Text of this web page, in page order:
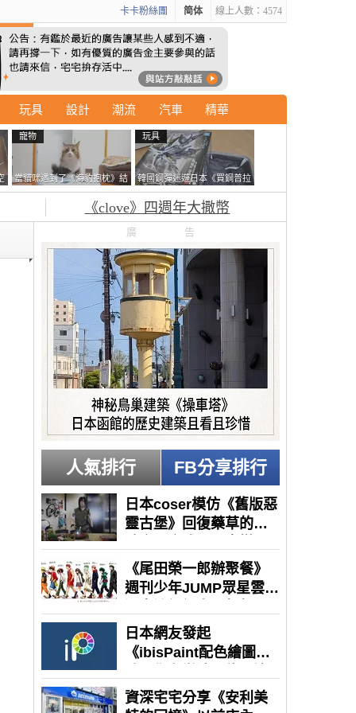
線上人數：4574
简体
卡卡粉絲團
玩具 設計 潮流 汽車 精華
寵物
當貓咪遇到了《海豹抱枕》結
果玩了10天後，海豹一整個走
玩具
韓國鋼彈迷遊日本《買鋼普拉
塞不進行李箱》網友們集思廣
益提供解方了……
《clove》四週年大撒幣
廣告
人氣排行 FB分享排行